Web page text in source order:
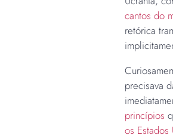
cantos do
retórica
precisava
princípios
os